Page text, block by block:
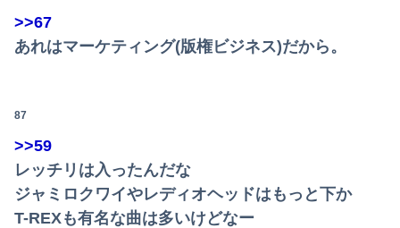
>>67
あれはマーケティング(版権ビジネス)だから。
87
>>59
レッチリは入ったんだな
ジャミロクワイやレディオヘッドはもっと下か
T-REXも有名な曲は多いけどなー